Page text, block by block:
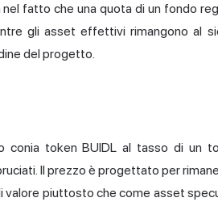
fatto che una quota di un fondo
gli asset effettivi rimangono al
del progetto.
conia token BUIDL al tasso di un
Il prezzo è progettato per
piuttosto che come asset